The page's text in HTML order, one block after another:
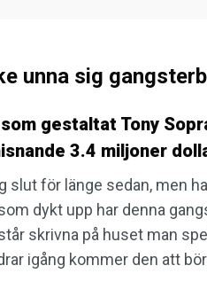
unna sig
gestaltat Tony
3.4 miljoner
slut för länge sedan, men
dykt upp har denna
skrivna på huset man
igång kommer den att